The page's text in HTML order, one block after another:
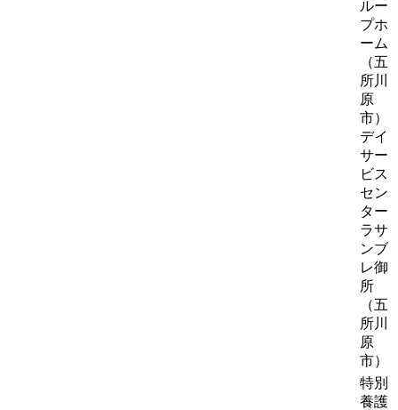
ルー
プホ
ーム
（五
所川
原
市）
デイ
サー
ビス
セン
ター
ラサ
ンブ
レ御
所
（五
所川
原
市）
特別
養護